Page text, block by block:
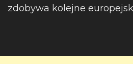
zdobywa kolejne